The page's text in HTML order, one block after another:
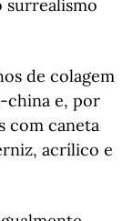
surrealismo
de colagem
china e, por
com caneta
acrílico e